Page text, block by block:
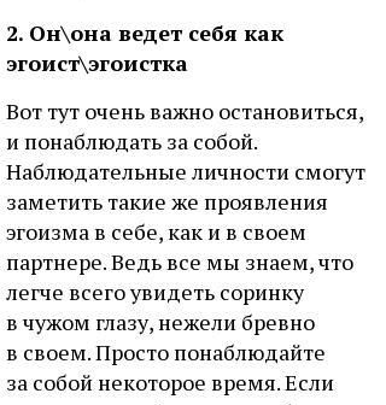
2. Он\она ведет себя как
эгоист\эгоистка
Вот тут очень важно остановиться,
и понаблюдать за собой.
Наблюдательные личности смогут
заметить такие же проявления
эгоизма в себе, как и в своем
партнере. Ведь все мы знаем, что
легче всего увидеть соринку
в чужом глазу, нежели бревно
в своем. Просто понаблюдайте
за собой некоторое время. Если